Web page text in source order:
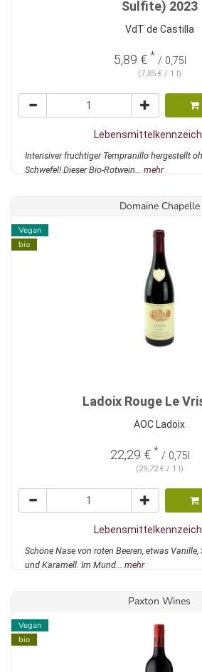
Sulfite) 2023
VdT de Castilla
5,89 € * / 0,75l
(7,85 € / 1 l)
Intensiver fruchtiger Tempranillo hergestellt
Schwefel! Dieser Bio-Rotwein... mehr
Domaine Chapelle
Vegan
bio
Ladoix Rouge Le
AOC Ladoix
22,29 € * / 0,75l
(29,72 € / 1 l)
Schöne Nase von roten Beeren, etwas
und Karamell. Im Mund... mehr
Paxton Wines
Vegan
bio